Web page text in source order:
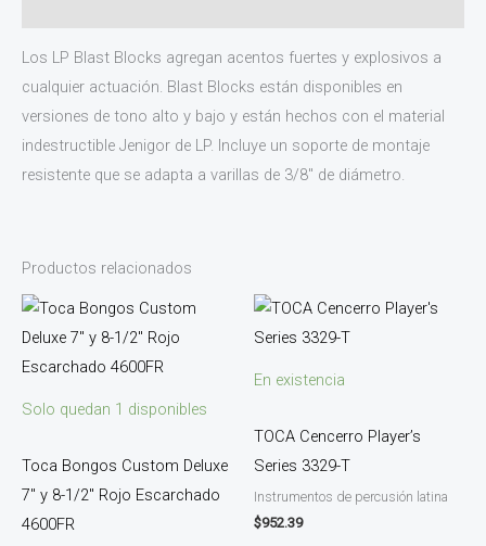
Los LP Blast Blocks agregan acentos fuertes y explosivos a
cualquier actuación. Blast Blocks están disponibles en
versiones de tono alto y bajo y están hechos con el material
indestructible Jenigor de LP. Incluye un soporte de montaje
resistente que se adapta a varillas de 3/8″ de diámetro.
Productos relacionados
Solo quedan 1 disponibles
Toca Bongos Custom Deluxe
7″ y 8-1/2″ Rojo Escarchado
4600FR
En existencia
TOCA Cencerro Player’s
Series 3329-T
Instrumentos de percusión latina
$952.39